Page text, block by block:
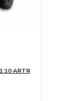
ARTR